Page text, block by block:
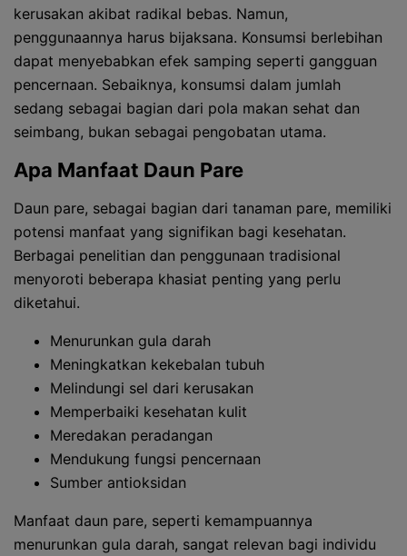
kerusakan akibat radikal bebas. Namun,
penggunaannya harus bijaksana. Konsumsi berlebihan
dapat menyebabkan efek samping seperti gangguan
pencernaan. Sebaiknya, konsumsi dalam jumlah
sedang sebagai bagian dari pola makan sehat dan
seimbang, bukan sebagai pengobatan utama.
Apa Manfaat Daun Pare
Daun pare, sebagai bagian dari tanaman pare, memiliki
potensi manfaat yang signifikan bagi kesehatan.
Berbagai penelitian dan penggunaan tradisional
menyoroti beberapa khasiat penting yang perlu
diketahui.
Menurunkan gula darah
Meningkatkan kekebalan tubuh
Melindungi sel dari kerusakan
Memperbaiki kesehatan kulit
Meredakan peradangan
Mendukung fungsi pencernaan
Sumber antioksidan
Manfaat daun pare, seperti kemampuannya
menurunkan gula darah, sangat relevan bagi individu